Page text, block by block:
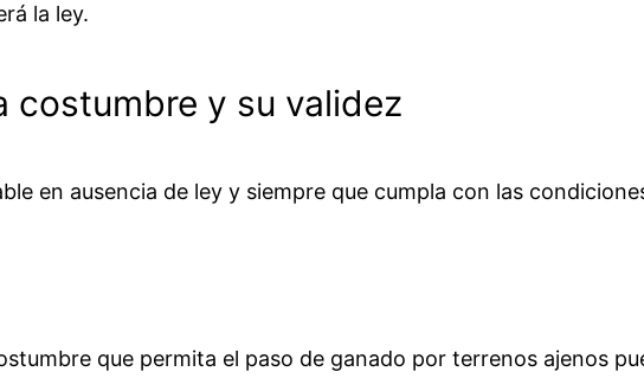
la ley.
costumbre y su validez
en ausencia de ley y siempre que cumpla con las
que permita el paso de ganado por terrenos ajenos